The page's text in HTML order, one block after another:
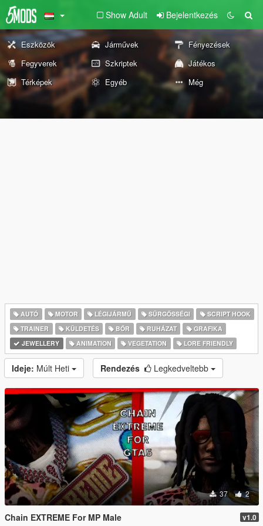
Show Adult Bejelentkezés
Eszközök Járművek
Fényezések
Fegyverek
Szkriptek
Játékos
Térképek
Egyéb Még
AUTÓ MOTOR LÉGIJÁRMŰ SŰRGŐSSÉGI
SCRIPT HOOK
TRAINER
KÜLDETÉS BŐR RUHÁZAT
GRAFIKA
JEWELLERY
ANIMATION VEGETATION LORE FRIENDLY
Ideje: Múlt Heti Rendezés Legkedveltebb
37 2
Chain EXTREME For MP Male v1.0